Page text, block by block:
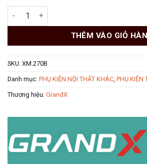
Kệ góc tủ 270° 3 tầng GrandX XM.270B
THÊM VÀO GIỎ
SKU: XM.270B
Danh mục: PHỤ KIỆN NỘI THẤT KHÁC, PHỤ KIỆN
Thương hiệu: GrandX